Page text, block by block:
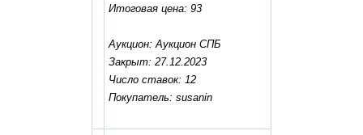
Итоговая цена: 93
Аукцион: Аукцион СПБ
Закрыт: 27.12.2023
Число ставок: 12
Покупатель: susanin